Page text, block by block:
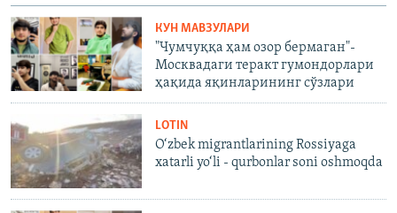
КУН МАВЗУЛАРИ
"Чумчуққа ҳам озор бермаган"-
Москвадаги теракт гумондорлари
ҳақида яқинларининг сўзлари
LOTIN
O‘zbek migrantlarining Rossiyaga
xatarli yo‘li - qurbonlar soni oshmoqda